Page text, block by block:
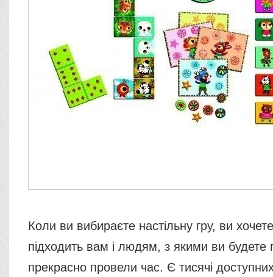
Коли ви вибираєте настільну гру, ви
підходить вам і людям, з якими ви будете
прекрасно провели час. Є тисячі доступних